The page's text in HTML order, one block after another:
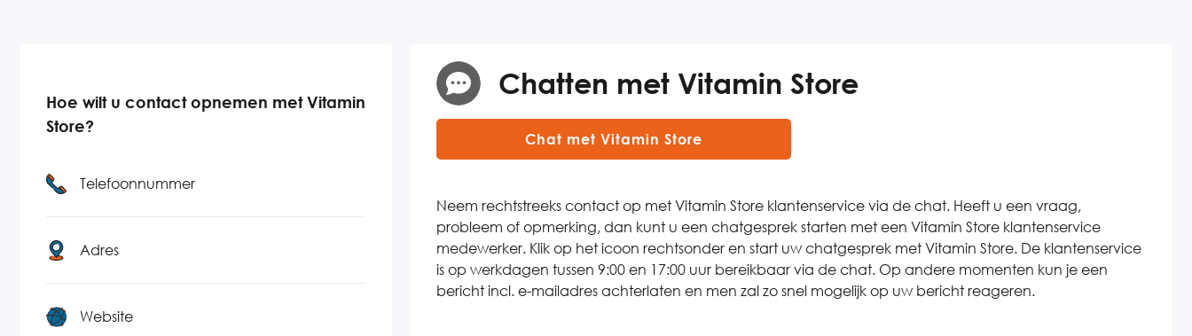
Hoe wilt u contact opnemen met Vitamin
Store?
Telefoonnummer
Adres
Website
Chatten met Vitamin Store
Chat met Vitamin Store
Neem rechtstreeks contact op met Vitamin Store klantenservice via de chat. Heeft u een vraag,
probleem of opmerking, dan kunt u een chatgesprek starten met een Vitamin Store klantenservice
medewerker. Klik op het icoon rechtsonder en start uw chatgesprek met Vitamin Store. De klantenservice
is op werkdagen tussen 9:00 en 17:00 uur bereikbaar via de chat. Op andere momenten kun je een
bericht incl. e-mailadres achterlaten en men zal zo snel mogelijk op uw bericht reageren.